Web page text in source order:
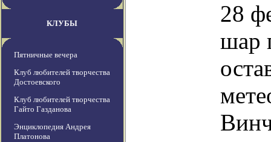
КЛУБЫ
Пятничные вечера
Клуб любителей творчества
Достоевского
Клуб любителей творчества
Гайто Газданова
Энциклопедия Андрея
Платонова
28
шар